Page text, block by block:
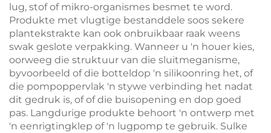
lug, stof of mikro-organismes besmet te word.
Produkte met vlugtige bestanddele soos sekere
plantekstrakte kan ook onbruikbaar raak weens
swak geslote verpakking. Wanneer u 'n houer kies,
oorweeg die struktuur van die sluitmeganisme,
byvoorbeeld of die botteldop 'n silikoonring het, of
die pompoppervlak 'n stywe verbinding het nadat
dit gedruk is, of of die buisopening en dop goed
pas. Langdurige produkte behoort 'n ontwerp met
'n eenrigtingklep of 'n lugpomp te gebruik. Sulke